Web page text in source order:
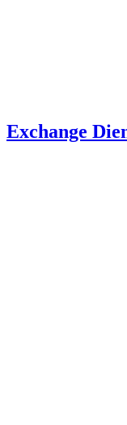
Exchange